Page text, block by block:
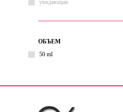
увядающая
ОБЪЕМ
50 ml